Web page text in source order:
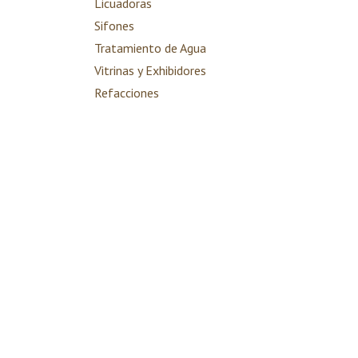
Licuadoras
Sifones
Tratamiento de Agua
Vitrinas y Exhibidores
Refacciones